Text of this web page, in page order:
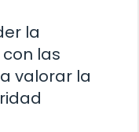
la
las
valorar la